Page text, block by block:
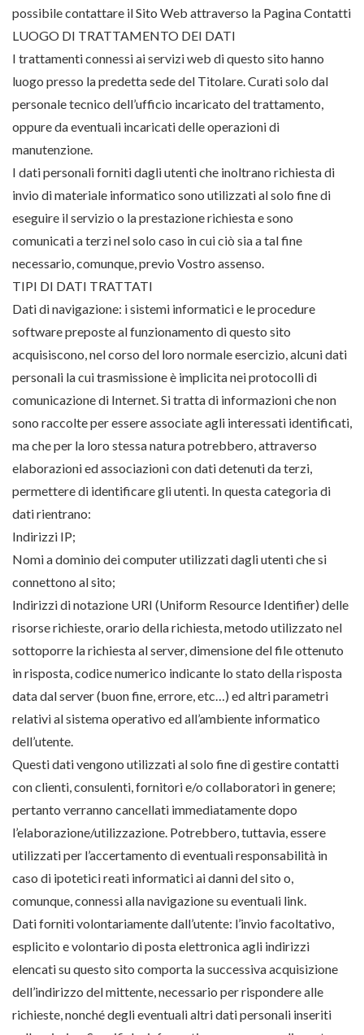
possibile contattare il Sito Web attraverso la Pagina Contatti
LUOGO DI TRATTAMENTO DEI DATI
I trattamenti connessi ai servizi web di questo sito hanno
luogo presso la predetta sede del Titolare. Curati solo dal
personale tecnico dell’ufficio incaricato del trattamento,
oppure da eventuali incaricati delle operazioni di
manutenzione.
I dati personali forniti dagli utenti che inoltrano richiesta di
invio di materiale informatico sono utilizzati al solo fine di
eseguire il servizio o la prestazione richiesta e sono
comunicati a terzi nel solo caso in cui ciò sia a tal fine
necessario, comunque, previo Vostro assenso.
TIPI DI DATI TRATTATI
Dati di navigazione: i sistemi informatici e le procedure
software preposte al funzionamento di questo sito
acquisiscono, nel corso del loro normale esercizio, alcuni dati
personali la cui trasmissione è implicita nei protocolli di
comunicazione di Internet. Si tratta di informazioni che non
sono raccolte per essere associate agli interessati identificati,
ma che per la loro stessa natura potrebbero, attraverso
elaborazioni ed associazioni con dati detenuti da terzi,
permettere di identificare gli utenti. In questa categoria di
dati rientrano:
Indirizzi IP;
Nomi a dominio dei computer utilizzati dagli utenti che si
connettono al sito;
Indirizzi di notazione URI (Uniform Resource Identifier) delle
risorse richieste, orario della richiesta, metodo utilizzato nel
sottoporre la richiesta al server, dimensione del file ottenuto
in risposta, codice numerico indicante lo stato della risposta
data dal server (buon fine, errore, etc…) ed altri parametri
relativi al sistema operativo ed all’ambiente informatico
dell’utente.
Questi dati vengono utilizzati al solo fine di gestire contatti
con clienti, consulenti, fornitori e/o collaboratori in genere;
pertanto verranno cancellati immediatamente dopo
l’elaborazione/utilizzazione. Potrebbero, tuttavia, essere
utilizzati per l’accertamento di eventuali responsabilità in
caso di ipotetici reati informatici ai danni del sito o,
comunque, connessi alla navigazione su eventuali link.
Dati forniti volontariamente dall’utente: l’invio facoltativo,
esplicito e volontario di posta elettronica agli indirizzi
elencati su questo sito comporta la successiva acquisizione
dell’indirizzo del mittente, necessario per rispondere alle
richieste, nonché degli eventuali altri dati personali inseriti